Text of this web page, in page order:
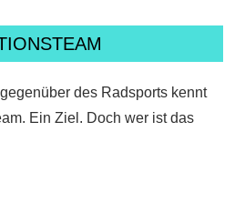
des Radsports kennt
Ein Ziel. Doch wer ist das